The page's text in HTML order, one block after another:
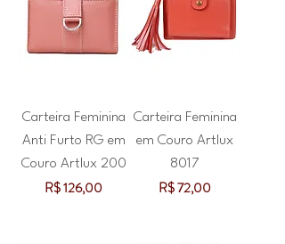
Carteira Feminina
Anti Furto RG em
Couro Artlux 200
Preço
R$ 126,00
Carteira Feminina
em Couro Artlux
8017
Preço
R$ 72,00